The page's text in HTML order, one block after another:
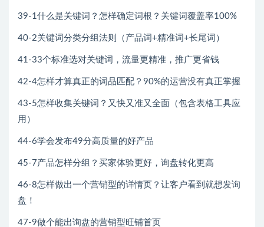
39-1什么是关键词？怎样确定词根？关键词覆盖率100%
40-2关键词分类分组法则（产品词+精准词+长尾词）
41-33个标准选对关键词，流量更精准，推广更省钱
42-4怎样才算真正的词品匹配？90%的运营没有真正掌握
43-5怎样收集关键词？又快又准又全面（包含表格工具应
用）
44-6学会发布49分高质量的好产品
45-7产品怎样分组？买家体验更好，询盘转化更高
46-8怎样做出一个营销型的详情页？让客户看到就想发询
盘！
47-9做个能出询盘的营销型旺铺首页